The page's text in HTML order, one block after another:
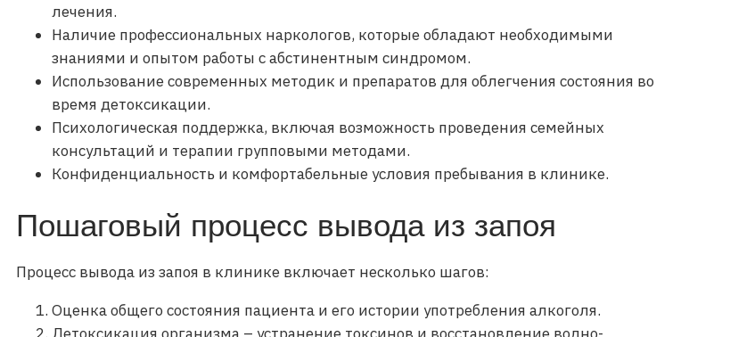
лечения.
Наличие профессиональных наркологов, которые обладают необходимыми
знаниями и опытом работы с абстинентным синдромом.
Использование современных методик и препаратов для облегчения состояния во
время детоксикации.
Психологическая поддержка, включая возможность проведения семейных
консультаций и терапии групповыми методами.
Конфиденциальность и комфортабельные условия пребывания в клинике.
Пошаговый процесс вывода из запоя
Процесс вывода из запоя в клинике включает несколько шагов:
Оценка общего состояния пациента и его истории употребления алкоголя.